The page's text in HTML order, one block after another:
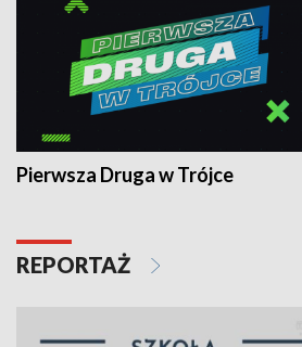
Pierwsza Druga w Trójce
REPORTAŻ